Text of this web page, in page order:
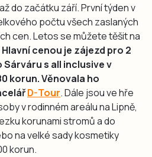
do začátku září. První týden v
počtu všech zaslaných
cen. Letos se můžete těšit na
Hlavní cenou je zájezd pro 2
s all inclusive v
korun. Věnovala ho
D-Tour. Dále jsou ve hře
v rodinném areálu na Lipně,
korunami stromů a do
na velké sady kosmetiky
korun.